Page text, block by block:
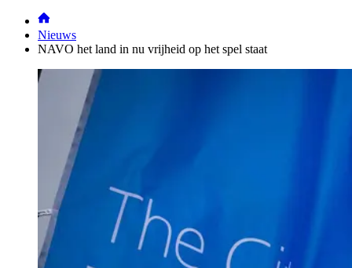
Nieuws
NAVO het land in nu vrijheid op het spel staat